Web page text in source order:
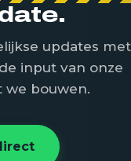
updates met
input van onze
we bouwen.